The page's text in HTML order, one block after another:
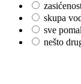
skupa
sve
nešto